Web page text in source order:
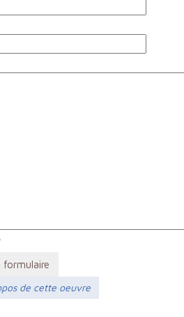
formulaire
de cette oeuvre